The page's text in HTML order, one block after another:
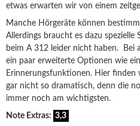
etwas erwarten wir von einem
Manche Hörgeräte können
Allerdings braucht es dazu
beim A 312 leider nicht haben. Bei
ein paar erweiterte Optionen wie
Erinnerungsfunktionen. Hier finden
gar nicht so dramatisch, denn die
immer noch am wichtigsten.
Note Extras: 3,3